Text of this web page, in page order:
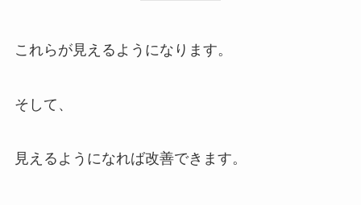
これらが見えるようになります。
そして、
見えるようになれば改善できます。